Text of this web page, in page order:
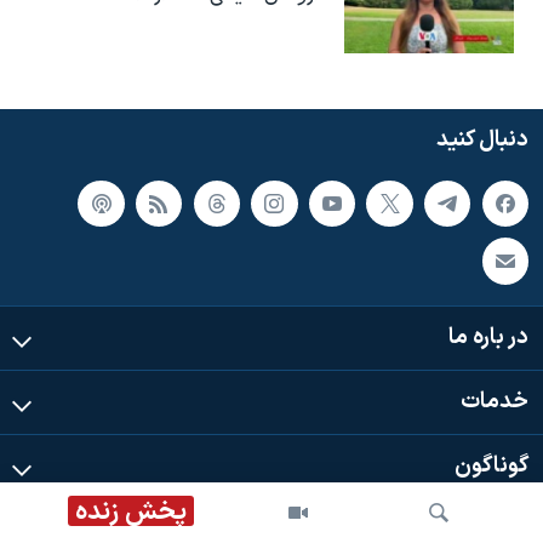
پخش زنده
دنبال کنید
در باره ما
خدمات
گوناگون